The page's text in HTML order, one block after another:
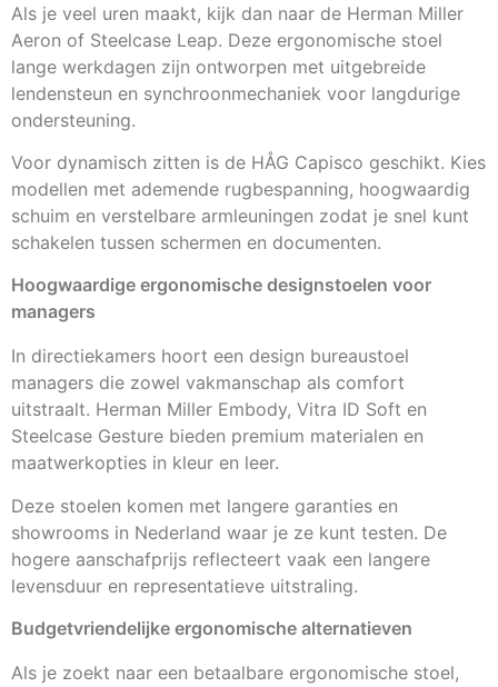
Als je veel uren maakt, kijk dan naar de Herman Miller
Aeron of Steelcase Leap. Deze ergonomische stoel
lange werkdagen zijn ontworpen met uitgebreide
lendensteun en synchroonmechaniek voor langdurige
ondersteuning.
Voor dynamisch zitten is de HÅG Capisco geschikt. Kies
modellen met ademende rugbespanning, hoogwaardig
schuim en verstelbare armleuningen zodat je snel kunt
schakelen tussen schermen en documenten.
Hoogwaardige ergonomische designstoelen voor
managers
In directiekamers hoort een design bureaustoel
managers die zowel vakmanschap als comfort
uitstraalt. Herman Miller Embody, Vitra ID Soft en
Steelcase Gesture bieden premium materialen en
maatwerkopties in kleur en leer.
Deze stoelen komen met langere garanties en
showrooms in Nederland waar je ze kunt testen. De
hogere aanschafprijs reflecteert vaak een langere
levensduur en representatieve uitstraling.
Budgetvriendelijke ergonomische alternatieven
Als je zoekt naar een betaalbare ergonomische stoel,